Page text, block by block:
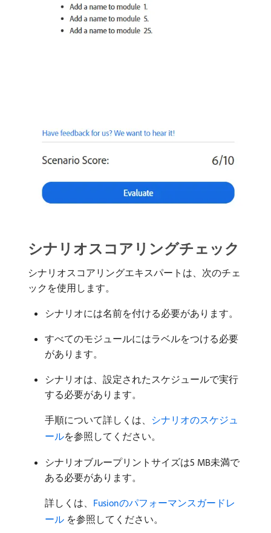
シナリオスコアリングチェック
シナリオスコアリングエキスパートは、次のチェ
ックを使用します。
シナリオには名前を付ける必要があります。
すべてのモジュールにはラベルをつける必要
があります。
シナリオは、設定されたスケジュールで実行
する必要があります。
手順について詳しくは、 シナリオのスケジュ
ールを参照してください。
シナリオブループリントサイズは5 MB未満で
ある必要があります。
詳しくは、 Fusionのパフォーマンスガードレ
ール ​ を参照してください。